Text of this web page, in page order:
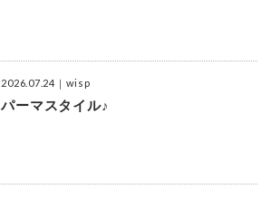
2026.07.24 ｜wisp
パーマスタイル♪